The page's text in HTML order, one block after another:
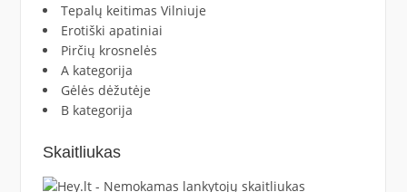
Tepalų keitimas Vilniuje
Erotiški apatiniai
Pirčių krosnelės
A kategorija
Gėlės dėžutėje
B kategorija
Skaitliukas